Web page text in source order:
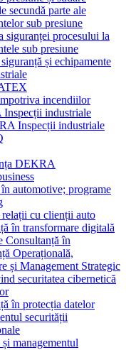
secundă parte ale
sub presiune
siguranței procesului la
sub presiune
și echipamente
incendiilor
industriale
Inspecții industriale
DEKRA
automotive; programe
relații cu clienții auto
în transformare digitală
Consultanță în
Operațională,
și Management Strategic
securitatea cibernetică
în protecția datelor
securității
managementul